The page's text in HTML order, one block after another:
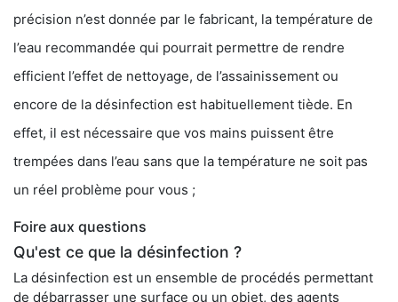
précision n’est donnée par le fabricant, la température de
l’eau recommandée qui pourrait permettre de rendre
efficient l’effet de nettoyage, de l’assainissement ou
encore de la désinfection est habituellement tiède. En
effet, il est nécessaire que vos mains puissent être
trempées dans l’eau sans que la température ne soit pas
un réel problème pour vous ;
Foire aux questions
Qu'est ce que la désinfection ?
La désinfection est un ensemble de procédés permettant
de débarrasser une surface ou un objet, des agents